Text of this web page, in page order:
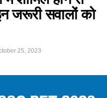
जरूरी सवालों को
25, 2023